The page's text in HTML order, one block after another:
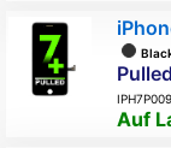
Pulled
IPH7P009
Auf